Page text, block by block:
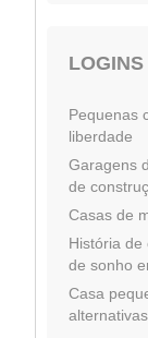
Pequenas
liberdade
Garagens
de
Casas de
História de
de sonho
Casa